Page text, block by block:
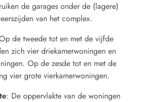
de garages onder de (lagere)
van het complex.
de tweede tot en met de vijfde
zich vier driekamerwoningen en
Op de zesde tot en met de
vier grote vierkamerwoningen.
: De oppervlakte van de woningen